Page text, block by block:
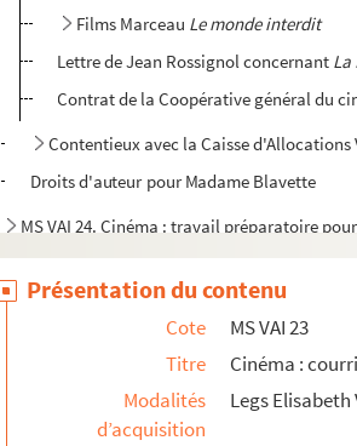
Films Marceau Le monde interdit
Lettre de Jean Rossignol concernant La
Contrat de la Coopérative général du
Contentieux avec la Caisse
Droits d'auteur pour Madame Blavette
MS VAI 24. Cinéma : travail préparatoire
MS VAI 25.
MS VAI 26a.Le Vice et la vertu, scénario et
Le Vice et la vertu
, scénario
Le Vice et la vertu, critiques
MS VAI 27. Travail préparatoire sur le scénario
Présentation du contenu
Cote
MS VAI 23
Titre
Cinéma :
Modalités
d’acquisition
Legs